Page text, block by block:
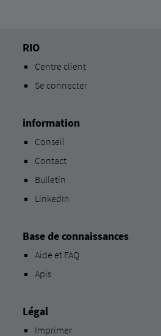
RIO
Centre client
Se connecter
information
Conseil
Contact
Bulletin
LinkedIn
Base de connaissances
Aide et FAQ
Apis
Légal
Imprimer